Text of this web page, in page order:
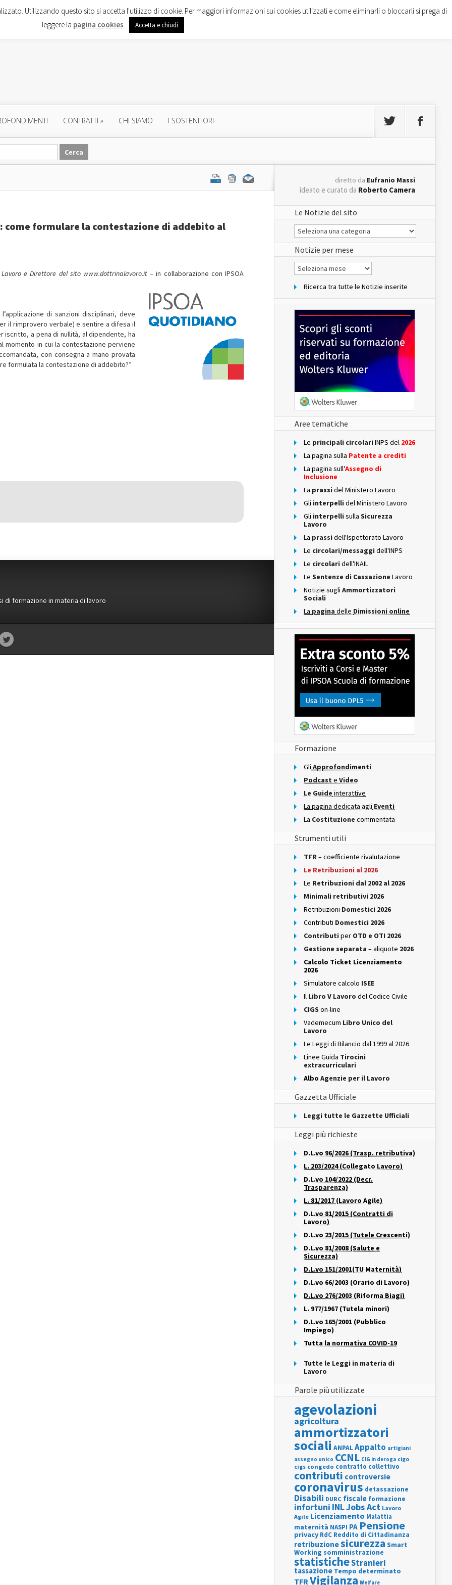
CONTRATTI » CHI SIAMO I SOSTENITORI
formulare la contestazione di addebito al
e Direttore del sito www.dottrinalavoro.it– in collaborazione con IPSOA
di sanzioni disciplinari, deve
il rimprovero verbale) e sentire a difesa il
iscritto, a pena di nullità, al dipendente, ha
in cui la contestazione perviene
con consegna a mano provata
formulata la contestazione di addebito?”
di formazione in materia di lavoro
diretto da Eufranio Massi
ideato e curato da Roberto Camera
Le Notizie del sito
Le
Notizie
del
sito
Notizie per mese
Notizie
per
Ricerca tra tutte le Notizie inserite
Aree tematiche
Le principali circolari INPS del 2026
La pagina sulla Patente a crediti
La pagina sull'Assegno di
Inclusione
La prassi del Ministero Lavoro
Gli interpelli del Ministero Lavoro
Gli interpelli sulla Sicurezza
Lavoro
La prassi dell'Ispettorato Lavoro
Le circolari/messaggi dell'INPS
Le circolari dell'INAIL
Le Sentenze di Cassazione Lavoro
Notizie sugli Ammortizzatori
Sociali
La pagina delle Dimissioni online
Formazione
Gli Approfondimenti
Podcast e Video
Le Guide interattive
La pagina dedicata agli Eventi
La Costituzione commentata
Strumenti utili
TFR– coefficiente rivalutazione
Le Retribuzioni al 2026
Le Retribuzioni dal 2002 al 2026
Minimali retributivi 2026
Retribuzioni Domestici 2026
Contributi Domestici 2026
Contributi per OTD e OTI 2026
Gestione separata – aliquote 2026
Calcolo Ticket Licenziamento
2026
Simulatore calcolo ISEE
Il Libro V Lavoro del Codice Civile
CIGS on-line
Vademecum Libro Unico del
Lavoro
Le Leggi di Bilancio dal 1999 al 2026
Linee Guida Tirocini
extracurriculari
Albo Agenzie per il Lavoro
Gazzetta Ufficiale
Leggi tutte le Gazzette Ufficiali
Leggi più richieste
D.L.vo 96/2026 (Trasp. retributiva)
L. 203/2024 (Collegato Lavoro)
D.L.vo 104/2022 (Decr.
Trasparenza)
L. 81/2017 (Lavoro Agile)
D.L.vo 81/2015 (Contratti di
Lavoro)
D.L.vo 23/2015 (Tutele Crescenti)
D.L.vo 81/2008 (Salute e
Sicurezza)
D.L.vo 151/2001(TU Maternità)
D.L.vo 66/2003 (Orario di Lavoro)
D.L.vo 276/2003 (Riforma Biagi)
L. 977/1967 (Tutela minori)
D.L.vo 165/2001 (Pubblico
Impiego)
Tutta la normativa COVID-19
Tutte le Leggi in materia di
Lavoro
Parole più utilizzate
agevolazioni
agricoltura
ammortizzatori
sociali ANPALAppalto artigiani
assegno unico CCNL CIG in deroga cigo
cigs congedo contratto collettivo
contributi controversie
coronavirus detassazione
Disabili DURC fiscale formazione
infortuni INLJobs Act Lavoro
Agile Licenziamento Malattia
maternità NASPI PA Pensione
privacy RdC Reddito di Cittadinanza
retribuzionesicurezza Smart
Working somministrazione
statisticheStranieri
tassazione Tempo determinato
TFRVigilanza Welfare
Utilizzando questo sito si accetta l'utilizzo di cookie. Per maggiori informazioni sui cookies utilizzati e come eliminarli o bloccarli si prega di
leggere la pagina cookies. Accetta e chiudi